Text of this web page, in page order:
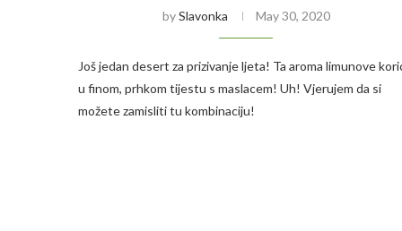
bySlavonka May 30, 2020
Još jedan desert za prizivanje ljeta! Ta aroma limunove
u finom, prhkom tijestu s maslacem! Uh! Vjerujem da si
možete zamisliti tu kombinaciju!